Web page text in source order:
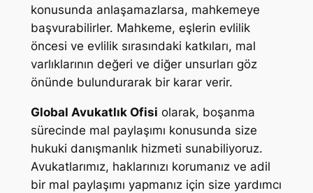
konusunda anlaşamazlarsa, mahkemeye
başvurabilirler. Mahkeme, eşlerin evlilik
öncesi ve evlilik sırasındaki katkıları, mal
varlıklarının değeri ve diğer unsurları göz
önünde bulundurarak bir karar verir.
Global Avukatlık Ofisi olarak, boşanma
sürecinde mal paylaşımı konusunda size
hukuki danışmanlık hizmeti sunabiliyoruz.
Avukatlarımız, haklarınızı korumanız ve adil
bir mal paylaşımı yapmanız için size yardımcı